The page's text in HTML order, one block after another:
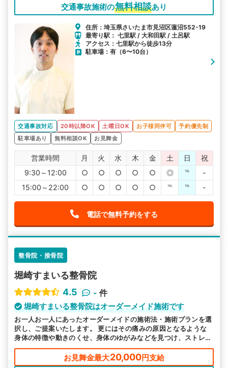
交通事故施術の無料相談あり
住所：埼玉県さいたま市見沼区蓮沼552-19
最寄り駅： 七里駅 / 大和田駅 / 土呂駅
アクセス：七里駅から徒歩13分
駐車場：有（6〜10台）
交通事故対応 20時以降OK 土曜日OK お子様同伴可
予約優先制
駐車場あり
無料相談OK お見舞金
営業時間 月 火 水 木 金 土 日
祝
9:30～12:00
○ ○ ○ ○ ○ ◎ ℡
-
15:00～22:00
○ ○ ○ ○ ○ ℡ ℡ -
電話で無料予約をする
整骨院・接骨院
堀崎すまいる整骨院
4.5
- 件
堀崎すまいる整骨院はオーダーメイド施術です
お一人お一人にあったオーダーメイドの施術法・施術プランを選
択し、ご提案いたします。 更にはその痛みの原因となるような
身体の特徴や動きのくせ、身体のゆがみなどを見つけ、ストレッ
チやご自身でのケア方法もご提案いたします。
お見舞金最大20,000円支給